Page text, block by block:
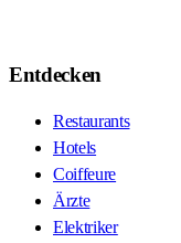
Entdecken
Restaurants
Hotels
Coiffeure
Ärzte
Elektriker